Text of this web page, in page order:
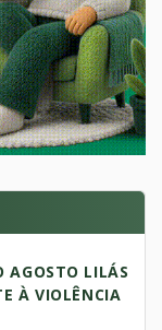
AGOSTO LILÁS
À VIOLÊNCIA